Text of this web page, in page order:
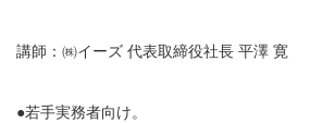
講師：㈱イーズ 代表取締役社長 平澤 寛
●若手実務者向け。